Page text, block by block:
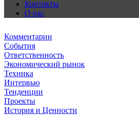
Контакты
О нас
Комментарии
События
Ответственность
Экономический рынок
Техника
Интервью
Тенденции
Проекты
История и Ценности